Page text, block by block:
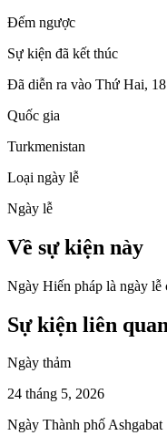
Đếm ngược
Sự kiện đã kết thúc
Đã diễn ra vào Thứ Hai,
Quốc gia
Turkmenistan
Loại ngày lễ
Ngày lễ
Về sự kiện này
Ngày Hiến pháp là ngày lễ
Sự kiện liên quan
Ngày thảm
24 tháng 5, 2026
Ngày Thành phố Ashgabat